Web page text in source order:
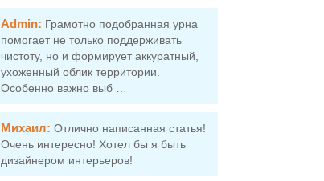
Admin: Грамотно подобранная урна
помогает не только поддерживать
чистоту, но и формирует аккуратный,
ухоженный облик территории.
Особенно важно выб …
Михаил: Отлично написанная статья!
Очень интересно! Хотел бы я быть
дизайнером интерьеров!